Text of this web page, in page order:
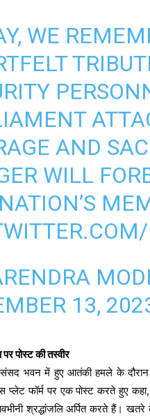
WE
AND
WILL
13,
पोस्ट की तस्वीर
संसद भवन में हुए आतंकी हमले के दौरान
प्लेट फॉर्म पर एक पोस्ट करते हुए
श्रद्धांजलि अर्पित करते हैं।